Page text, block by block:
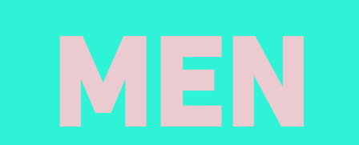
Men